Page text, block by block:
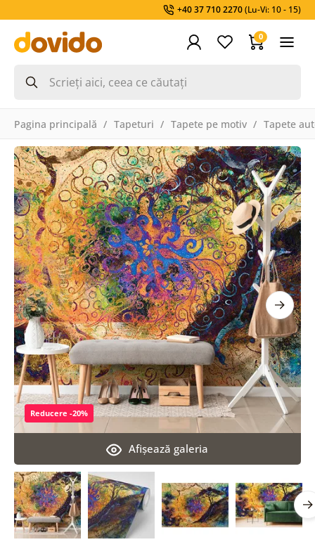
+40 37 710 2270(Lu-Vi: 10 - 15)
0
Pagina principală Tapeturi Tapete pe motiv Tapete
Afişează galeria
Reducere -20%